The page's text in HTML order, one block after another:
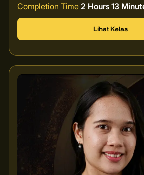
Completion Time 2 Hours 13
Lihat Kelas